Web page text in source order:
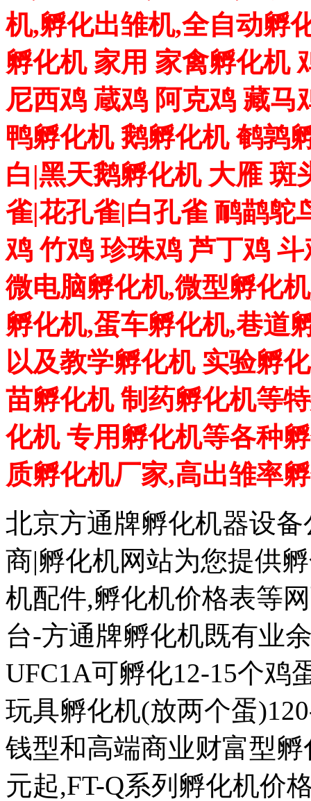
机,孵化出雏机,全自动孵
孵化机 家用 家禽孵化机
尼西鸡 蔵鸡 阿克鸡 藏马
鸭孵化机 鹅孵化机 鹌鹑
白|黑天鹅孵化机 大雁 斑
雀|花孔雀|白孔雀 鸸鹋鸵
鸡 竹鸡 珍珠鸡 芦丁鸡
微电脑孵化机,微型孵化
孵化机,蛋车孵化机,巷道
以及教学孵化机 实验孵
苗孵化机 制药孵化机等
化机 专用孵化机等各种
质孵化机厂家,高出雏率
北京方通牌孵化机器设
商|孵化机网站为您提供
机配件,孵化机价格表等
台-方通牌孵化机既有业
UFC1A可孵化12-15个鸡
玩具孵化机(放两个蛋
钱型和高端商业财富型
元起,FT-Q系列孵化机价